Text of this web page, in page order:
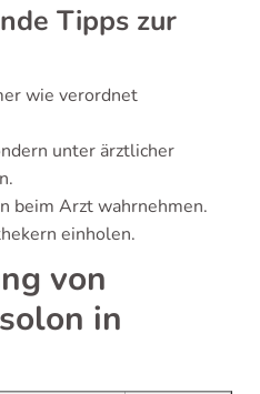
Tipps zur
wie verordnet
unter ärztlicher
beim Arzt wahrnehmen.
einholen.
von
in